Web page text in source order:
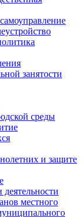
занятости
среды
и защите
местного